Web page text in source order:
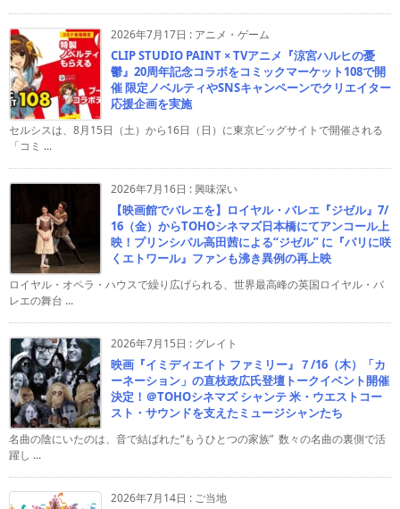
2026年7月17日 : アニメ・ゲーム
CLIP STUDIO PAINT × TVアニメ『涼宮ハルヒの憂
鬱』20周年記念コラボをコミックマーケット108で開
催 限定ノベルティやSNSキャンペーンでクリエイター
応援企画を実施
セルシスは、8月15日（土）から16日（日）に東京ビッグサイトで開催される
「コミ ...
2026年7月16日 :興味深い
【映画館でバレエを】ロイヤル・バレエ『ジゼル』7/
16（金）からTOHOシネマズ日本橋にてアンコール上
映！プリンシパル高田茜による“ジゼル” に『パリに咲
くエトワール』ファンも沸き異例の再上映
ロイヤル・オペラ・ハウスで繰り広げられる、世界最高峰の英国ロイヤル・バ
レエの舞台 ...
2026年7月15日 : グレイト
映画『イミディエイト ファミリー』７/16（木）「カ
ーネーション」の直枝政広氏登壇トークイベント開催
決定！＠TOHOシネマズ シャンテ 米・ウエストコー
スト・サウンドを支えたミュージシャンたち
名曲の陰にいたのは、音で結ばれた“もうひとつの家族” 数々の名曲の裏側で活
躍し ...
2026年7月14日 : ご当地